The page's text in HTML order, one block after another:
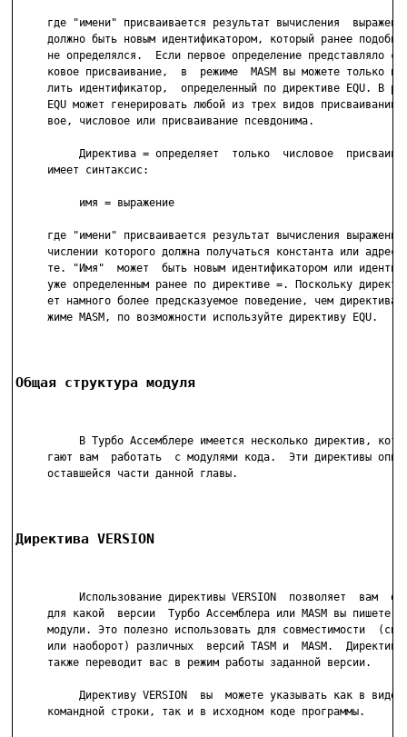
где "имени" присваивается результат вычисления
должно быть новым идентификатором, который ранее
не определялся.  Если первое определение представляло
ковое присваивание,  в  режиме  MASM вы можете только
лить идентификатор,  определенный по директиве EQU. В
EQU может генерировать любой из трех видов присваиваний:
     вое, числовое или присваивание псевдонима.
Директива = определяет  только  числовое
     имеет синтаксис:
          имя = выражение
где "имени" присваивается результат вычисления
числении которого должна получаться константа или адрес
те. "Имя"  может  быть новым идентификатором или
уже определенным ранее по директиве =. Поскольку
ет намного более предсказуемое поведение, чем директива
     жиме MASM, по возможности используйте директиву EQU.
Общая структура модуля
В Турбо Ассемблере имеется несколько директив,
гают вам  работать  с модулями кода.  Эти директивы
     оставшейся части данной главы.
Директива VERSION
Использование директивы VERSION  позволяет  вам
для какой  версии  Турбо Ассемблера или MASM вы пишете
модули. Это полезно использовать для совместимости
или наоборот) различных  версий TASM и  MASM.  Директива
     также переводит вас в режим работы заданной версии.
Директиву VERSION  вы  можете указывать как в виде
     командной строки, так и в исходном коде программы.